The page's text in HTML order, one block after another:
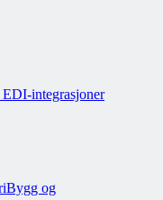
integrasjoner
Bygg og